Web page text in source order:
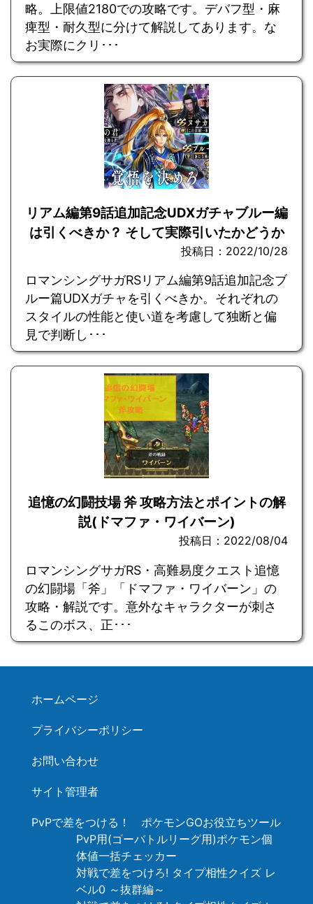
略。上限値2180での攻略です。デバフ型・麻
痺型・耐久型に分けて解説してあります。な
お実際にクリ･･･
リアム編第9話追加記念UDXガチャブルー編
は引くべきか？ そして実際引いたかどうか
投稿日：2022/10/28
ロマンシングサガRSリアム編第9話追加記念ブ
ルー篇UDXガチャを引くべきか。それぞれの
スタイルの性能と使い道を考慮して独断と偏
見で判断し･･･
追憶の幻闘技場 斧 攻略方法とポイントの解
説(ドマファ・ワイバーン)
投稿日：2022/08/04
ロマンシングサガRS・高難易度クエスト追憶
の幻闘場「斧」「ドマファ・ワイバーン」の
攻略・解説です。意外なキャラクターが刺さ
るこのボス、正･･･
ホームページ
プライバシーポリシー
お問い合わせ
サイト管理者
PvPで差をつける！ ポケモンGOお役立ちツール
PvP用(ゴーバトルリーグ用)ポケモン個
体値一括チェッカー
対戦で差をつけろ! タイプ相性クイズ レ
ベル0 ～抜群編～